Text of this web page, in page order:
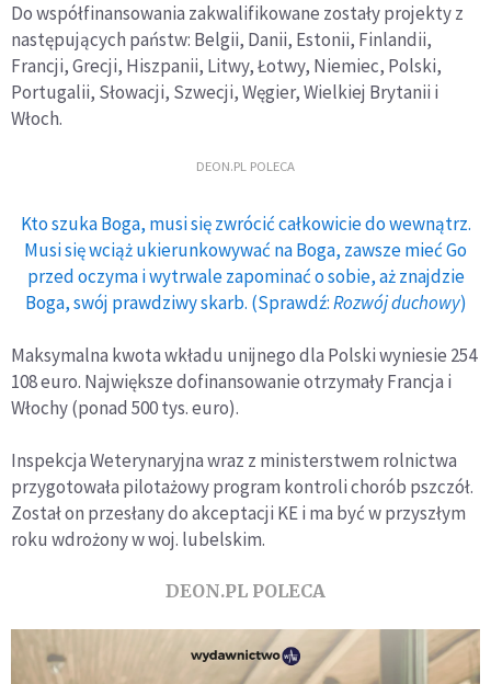
Do współfinansowania zakwalifikowane zostały projekty z
następujących państw: Belgii, Danii, Estonii, Finlandii,
Francji, Grecji, Hiszpanii, Litwy, Łotwy, Niemiec, Polski,
Portugalii, Słowacji, Szwecji, Węgier, Wielkiej Brytanii i
Włoch.
DEON.PL POLECA
Kto szuka Boga, musi się zwrócić całkowicie do wewnątrz.
Musi się wciąż ukierunkowywać na Boga, zawsze mieć Go
przed oczyma i wytrwale zapominać o sobie, aż znajdzie
Boga, swój prawdziwy skarb. (Sprawdź:Rozwój duchowy)
Maksymalna kwota wkładu unijnego dla Polski wyniesie 254
108 euro. Największe dofinansowanie otrzymały Francja i
Włochy (ponad 500 tys. euro).
Inspekcja Weterynaryjna wraz z ministerstwem rolnictwa
przygotowała pilotażowy program kontroli chorób pszczół.
Został on przesłany do akceptacji KE i ma być w przyszłym
roku wdrożony w woj. lubelskim.
DEON.PL POLECA